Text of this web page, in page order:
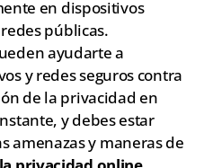
en dispositivos
públicas.
ayudarte a
y redes seguros contra
de la privacidad en
y debes estar
amenazas y maneras de